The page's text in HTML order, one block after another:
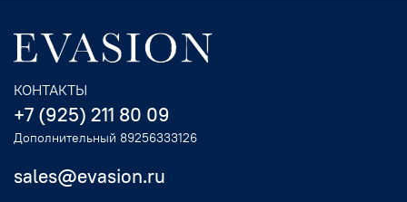
КОНТАКТЫ
+7 (925) 211 80 09
Дополнительный 89256333126
sales@evasion.ru